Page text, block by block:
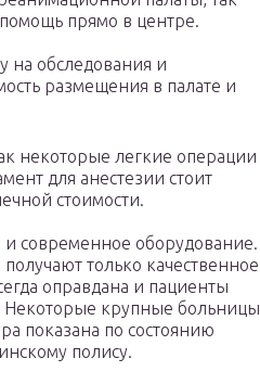
прямо в центре.
на обследования и
размещения в палате и
некоторые легкие операции
для анестезии стоит
стоимости.
и современное оборудование.
только качественное
оправдана и пациенты
крупные больницы
показана по состоянию
полису.